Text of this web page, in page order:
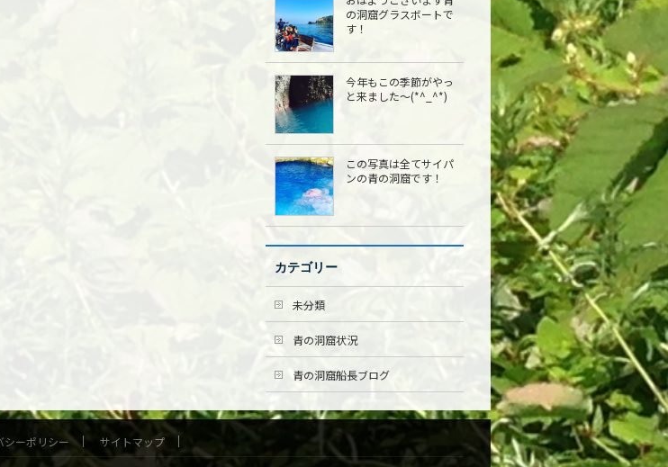
の洞窟グラスボートで
す！
今年もこの季節がやっ
と来ました〜(*^_^*)
この写真は全てサイパ
ンの青の洞窟です！
カテゴリー
未分類
青の洞窟状況
青の洞窟船長ブログ
シーポリシー サイトマップ